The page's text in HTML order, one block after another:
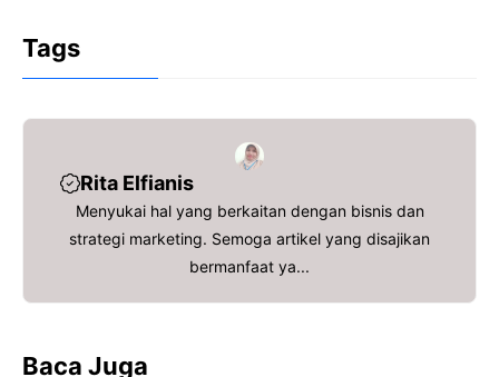
a
c
e
w
i
t
e
r
a
i
t
A
p
p
e
s
r
e
Tags
Rita Elfianis
Menyukai hal yang berkaitan dengan bisnis dan
strategi marketing. Semoga artikel yang disajikan
bermanfaat ya...
Baca Juga